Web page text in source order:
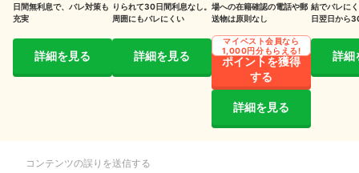
日間無利息で、バレ対策も
充実
詳細を見る
りられて30日間利息なし。
周囲にもバレにくい
詳細を見る
場への在籍確認の電話や郵
送物は原則なし
ポイントを獲得
する
マイベスト会員なら
1,000円分もらえる!
詳細を見る
結でバレに
日翌日から
詳細
コンテンツの誤りを送信する